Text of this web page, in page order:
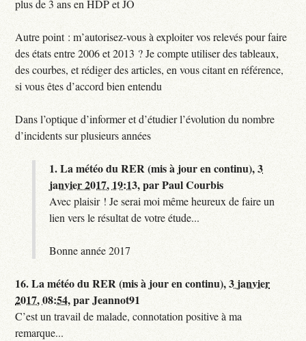
plus de 3 ans en HDP et JO
Autre point : m’autorisez-vous à exploiter vos relevés pour faire
des états entre 2006 et 2013 ? Je compte utiliser des tableaux,
des courbes, et rédiger des articles, en vous citant en référence,
si vous êtes d’accord bien entendu
Dans l’optique d’informer et d’étudier l’évolution du nombre
d’incidents sur plusieurs années
1.La météo du RER (mis à jour en continu),3
janvier 2017, 19:13,parPaul Courbis
Avec plaisir ! Je serai moi même heureux de faire un
lien vers le résultat de votre étude...
Bonne année 2017
16.La météo du RER (mis à jour en continu),3 janvier
2017, 08:54,parJeannot91
C’est un travail de malade, connotation positive à ma
remarque...